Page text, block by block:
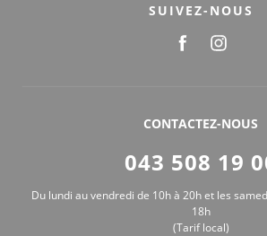
SUIVEZ-NOUS
CONTACTEZ-NOUS
043 508 19
Du lundi au vendredi de 10h à 20h et les
18h
(Tarif local)